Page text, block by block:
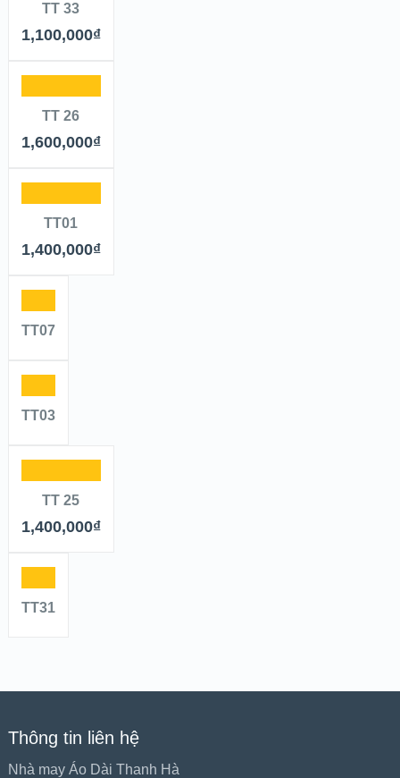
TT 33
1,100,000₫
TT 26
1,600,000₫
TT01
1,400,000₫
TT07
TT03
TT 25
1,400,000₫
TT31
Thông tin liên hệ
Nhà may Áo Dài Thanh Hà